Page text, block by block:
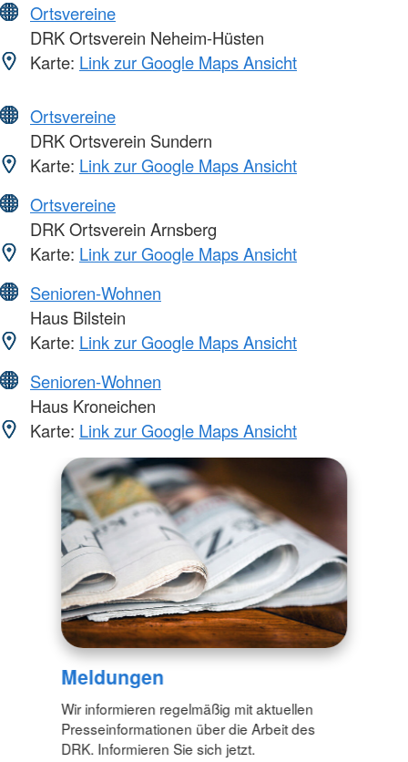
Ortsvereine
DRK Ortsverein Neheim-Hüsten
Karte: Link zur Google Maps Ansicht
Ortsvereine
DRK Ortsverein Sundern
Karte: Link zur Google Maps Ansicht
Ortsvereine
DRK Ortsverein Arnsberg
Karte: Link zur Google Maps Ansicht
Senioren-Wohnen
Haus Bilstein
Karte: Link zur Google Maps Ansicht
Senioren-Wohnen
Haus Kroneichen
Karte: Link zur Google Maps Ansicht
Meldungen
Wir informieren regelmäßig mit aktuellen
Presseinformationen über die Arbeit des
DRK. Informieren Sie sich jetzt.